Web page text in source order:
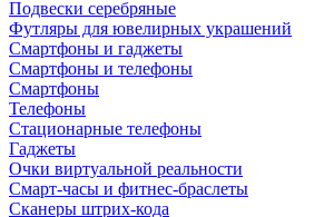
Подвески серебряные
Футляры для ювелирных украшений
Смартфоны и гаджеты
Смартфоны и телефоны
Смартфоны
Телефоны
Стационарные телефоны
Гаджеты
Очки виртуальной реальности
Смарт-часы и фитнес-браслеты
Сканеры штрих-кода